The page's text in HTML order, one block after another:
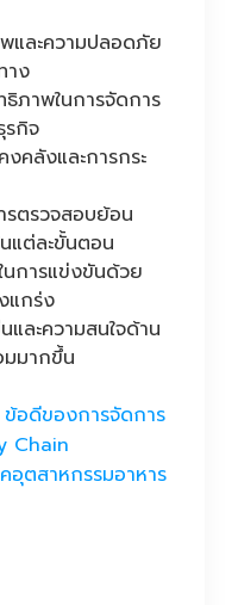
และความปลอดภัย
าง
ภาพในการจัดการ
รกิจ
คลังและการกระ
รตรวจสอบย้อน
แต่ละขั้นตอน
นการแข่งขันด้วย
แกร่ง
ละความสนใจด้าน
มากขึ้น
ข้อดีของการจัดการ
Chain
อุตสาหกรรมอาหาร